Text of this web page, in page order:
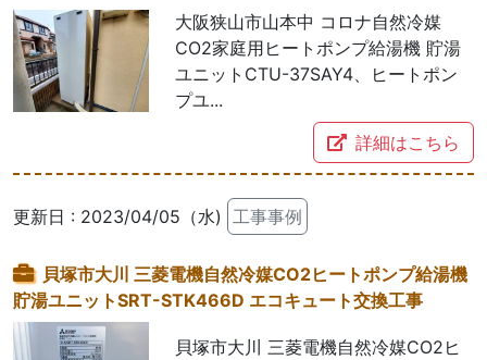
大阪狭山市山本中 コロナ自然冷媒
CO2家庭用ヒートポンプ給湯機 貯湯
ユニットCTU-37SAY4、ヒートポン
プユ...
詳細はこちら
更新日 : 2023/04/05（水) 工事事例
貝塚市大川 三菱電機自然冷媒CO2ヒートポンプ給湯機
貯湯ユニットSRT-STK466D エコキュート交換工事
貝塚市大川 三菱電機自然冷媒CO2ヒ